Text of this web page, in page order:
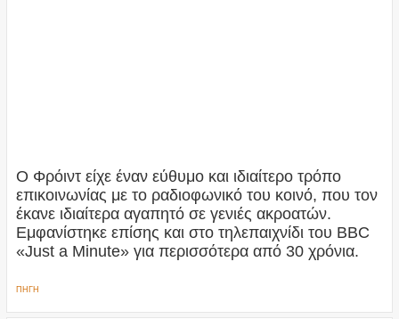
Ο Φρόιντ είχε έναν εύθυμο και ιδιαίτερο τρόπο
επικοινωνίας με το ραδιοφωνικό του κοινό, που τον
έκανε ιδιαίτερα αγαπητό σε γενιές ακροατών.
Εμφανίστηκε επίσης και στο τηλεπαιχνίδι του BBC
«Just a Minute» για περισσότερα από 30 χρόνια.
ΠΗΓΗ